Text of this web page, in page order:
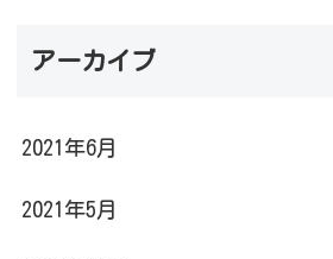
アーカイブ
2021年6月
2021年5月